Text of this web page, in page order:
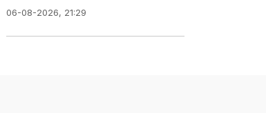
06-08-2026, 21:29